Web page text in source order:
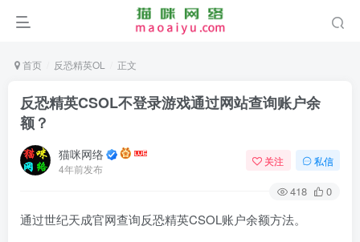
首页 反恐精英OL 正文
反恐精英CSOL不登录游戏通过网站查询账户余
额？
猫咪网络
4年前发布
关注 私信
418 0
通过世纪天成官网查询反恐精英CSOL账户余额方法。